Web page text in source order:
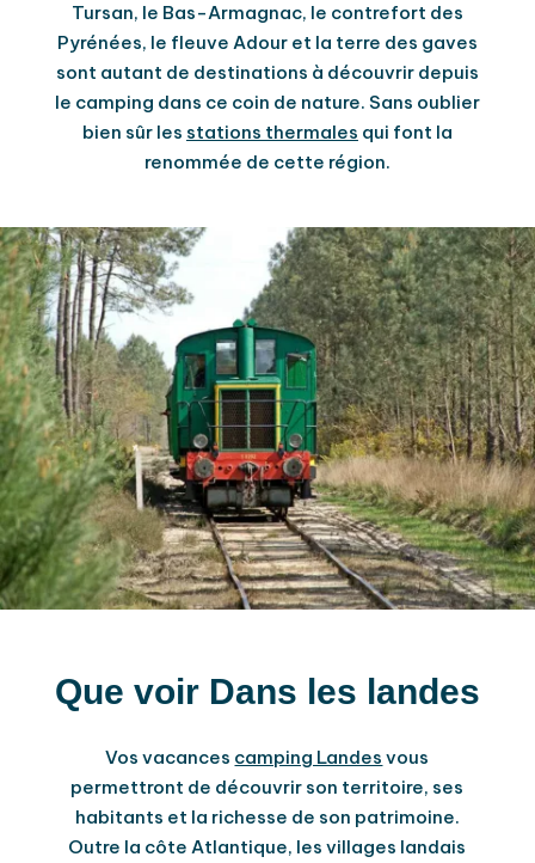
Tursan, le Bas-Armagnac, le contrefort des
Pyrénées, le fleuve Adour et la terre des gaves
sont autant de destinations à découvrir depuis
le camping dans ce coin de nature. Sans oublier
bien sûr les stations thermales qui font la
renommée de cette région.
Que voir Dans les landes
Vos vacances camping Landes vous
permettront de découvrir son territoire, ses
habitants et la richesse de son patrimoine.
Outre la côte Atlantique, les villages landais